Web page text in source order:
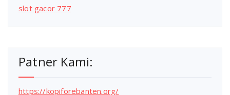
slot gacor 777
Patner Kami:
https://kopiforebanten.org/